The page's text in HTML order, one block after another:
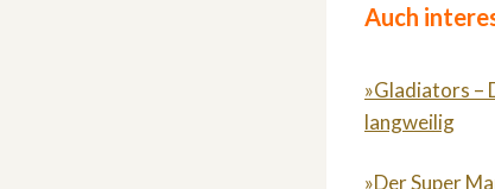
Auch
»Gladiators –
langweilig
»Der Super